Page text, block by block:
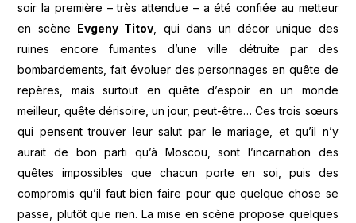
soir la première – très attendue – a été confiée au metteur
en scène
Evgeny Titov, qui dans un décor unique des
ruines encore fumantes d’une ville détruite par des
bombardements, fait évoluer des personnages en quête de
repères, mais surtout en quête d’espoir en un monde
meilleur, quête dérisoire, un jour, peut-être… Ces trois sœurs
qui pensent trouver leur salut par le mariage, et qu’il n’y
aurait de bon parti qu’à Moscou, sont l’incarnation des
quêtes impossibles que chacun porte en soi, puis des
compromis qu’il faut bien faire pour que quelque chose se
passe, plutôt que rien. La mise en scène propose quelques